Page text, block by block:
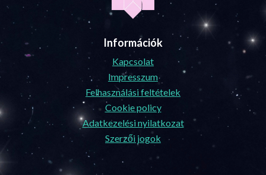
Információk
Kapcsolat
Impresszum
Felhasználási feltételek
Cookie policy
Adatkezelési nyilatkozat
Szerzői jogok